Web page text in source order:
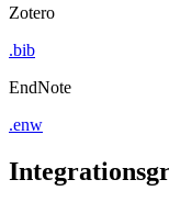
Zotero
.bib
EndNote
.enw